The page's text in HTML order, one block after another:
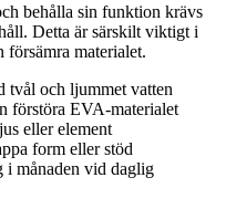
behålla sin funktion krävs
Detta är särskilt viktigt i
försämra materialet.
tvål och ljummet vatten
förstöra EVA-materialet
eller element
form eller stöd
i månaden vid daglig